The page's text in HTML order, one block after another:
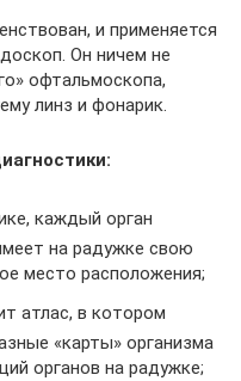
и применяется
Он ничем не
офтальмоскопа,
линз и фонарик.
каждый орган
на радужке свою
место расположения;
атлас, в котором
«карты» организма
органов на радужке;